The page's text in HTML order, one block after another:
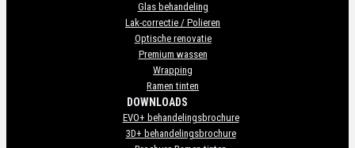
Glas behandeling
Lak-correctie / Polieren
Optische renovatie
Premium wassen
Wrapping
Ramen tinten
DOWNLOADS
EVO+ behandelingsbrochure
3D+ behandelingsbrochure